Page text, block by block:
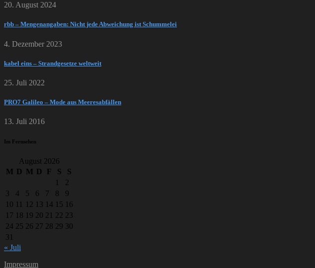
20. August 2024
rbb – Mengenangaben: Nicht jede Abweichung ist Schummelei
4. Dezember 2023
kabel eins – Strandgesetze weltweit
25. Juli 2022
PRO7 Galileo – Mode aus Meeresabfällen
13. Juli 2016
Im Fernsehen
August 2026
M D M D F S
S
1
2
3
4 5 6 7 8
9
10 11 12 13 14 15 16
17 18 19 20 21 22 23
24 25 26 27 28 29 30
31
« Juli
Impressum